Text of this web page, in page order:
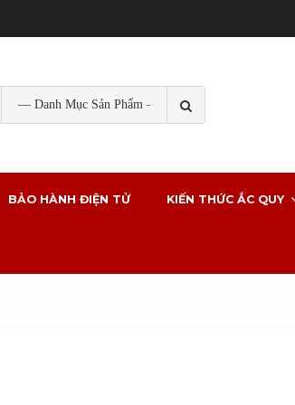
KIẾM
BẢO HÀNH ĐIỆN TỬ KIẾN THỨC ẮC QUY